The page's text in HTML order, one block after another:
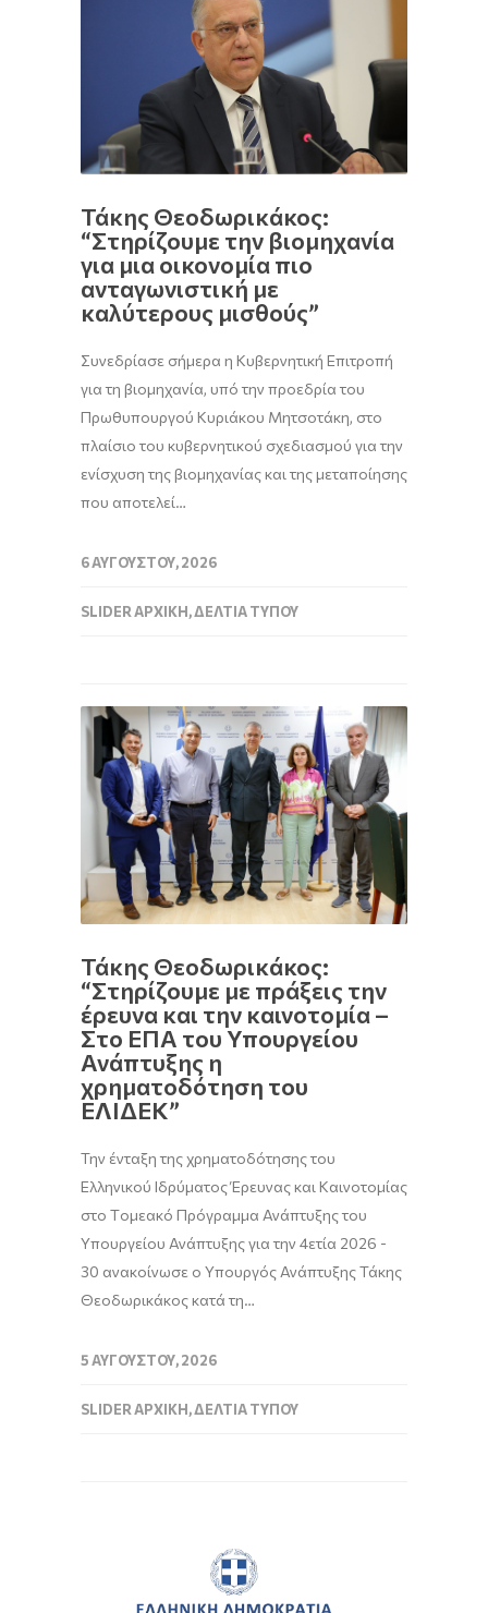
Τάκης Θεοδωρικάκος:
“Στηρίζουμε την βιομηχανία
για μια οικονομία πιο
ανταγωνιστική με
καλύτερους μισθούς”
Συνεδρίασε σήμερα η Κυβερνητική Επιτροπή
για τη βιομηχανία, υπό την προεδρία του
Πρωθυπουργού Κυριάκου Μητσοτάκη, στο
πλαίσιο του κυβερνητικού σχεδιασμού για την
ενίσχυση της βιομηχανίας και της μεταποίησης
που αποτελεί…
6 ΑΥΓΟΎΣΤΟΥ, 2026
SLIDER ΑΡΧΙΚΉ,ΔΕΛΤΊΑ ΤΎΠΟΥ
Τάκης Θεοδωρικάκος:
“Στηρίζουμε με πράξεις την
έρευνα και την καινοτομία –
Στο ΕΠΑ του Υπουργείου
Ανάπτυξης η
χρηματοδότηση του
ΕΛΙΔΕΚ”
Την ένταξη της χρηματοδότησης του
Ελληνικού Ιδρύματος Έρευνας και Καινοτομίας
στο Tομεακό Πρόγραμμα Ανάπτυξης του
Υπουργείου Ανάπτυξης για την 4ετία 2026 -
30 ανακοίνωσε ο Υπουργός Ανάπτυξης Τάκης
Θεοδωρικάκος κατά τη…
5 ΑΥΓΟΎΣΤΟΥ, 2026
SLIDER ΑΡΧΙΚΉ,ΔΕΛΤΊΑ ΤΎΠΟΥ